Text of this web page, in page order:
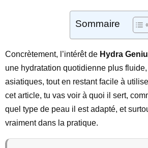
Sommaire
Concrètement, l’intérêt de Hydra
une hydratation quotidienne plus
asiatiques, tout en restant facile à
cet article, tu vas voir à quoi il sert,
quel type de peau il est adapté, et
vraiment dans la pratique.